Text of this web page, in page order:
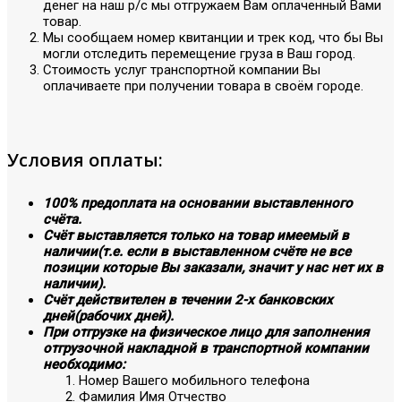
денег на наш р/с мы отгружаем Вам оплаченный Вами
товар.
Мы сообщаем номер квитанции и трек код, что бы Вы
могли отследить перемещение груза в Ваш город.
Стоимость услуг транспортной компании Вы
оплачиваете при получении товара в своём городе.
Условия оплаты:
100% предоплата на основании выставленного
счёта.
Счёт выставляется только на товар имеемый в
наличии(т.е. если в выставленном счёте не все
позиции которые Вы заказали, значит у нас нет их в
наличии).
Счёт действителен в течении 2-х банковских
дней(рабочих дней).
При отгрузке на физическое лицо для заполнения
отгрузочной накладной в транспортной компании
необходимо:
Номер Вашего мобильного телефона
Фамилия Имя Отчество